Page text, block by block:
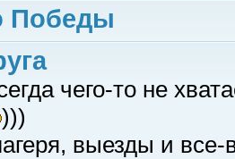
Победы
чего-то не
)))
выезды и все-